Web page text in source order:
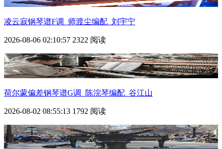
凌云寂钢琴谱F调_师渡尘编配_刘宇宁
2026-08-06 02:10:57 2322 阅读
荷尔蒙偏差钢琴谱G调_陈浣琴编配_谷江山
2026-08-02 08:55:13 1792 阅读